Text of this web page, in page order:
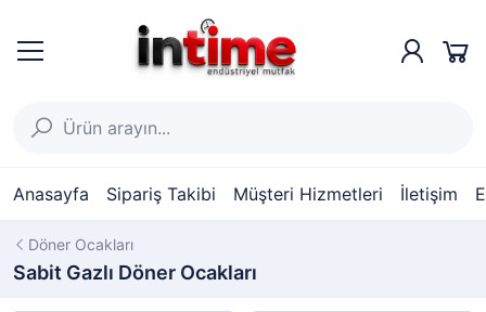
Anasayfa Sipariş Takibi Müşteri Hizmetleri İletişim
Döner Ocakları
Sabit Gazlı Döner Ocakları